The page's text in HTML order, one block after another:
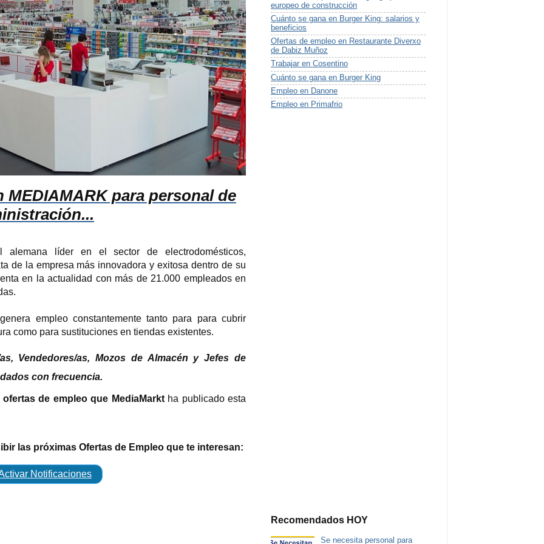
MEDIAMARK para personal de
alemana líder en el sector de electrodomésticos,
de la empresa más innovadora y exitosa dentro de su
en la actualidad con más de 21.000 empleados en
empleo constantemente tanto para para cubrir
como para sustituciones en tiendas existentes.
Vendedores/as, Mozos de Almacén y Jefes de
con frecuencia.
ofertas de empleo que MediaMarkt ha publicado esta
las próximas Ofertas de Empleo que te interesan:
Notificaciones
europeo de construcción
Cuánto se gana en Burger King: salarios y
beneficios
Ofertas de empleo en Restaurante Diverxo
de Dabiz Muñoz
Trabajar en Cosentino
Cuánto se gana en Burger King
Empleo en Danone
Empleo en Primafrio
Recomendados HOY
Se necesita personal para